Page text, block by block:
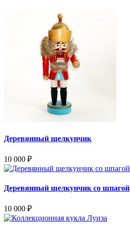
Деревянный щелкунчик
10 000 ₽
Деревянный щелкунчик со шпагой
10 000 ₽